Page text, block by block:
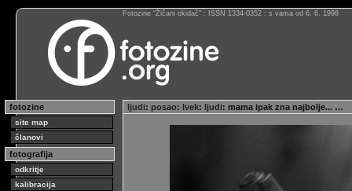
Fotozine “Žičani okidač” : ISSN 1334-0352 : s vama od 6. 6. 1998
fotozine
site map
članovi
fotografija
odkritje
kalibracija
ljudi: posao: Ivek: ljudi: mama ipak zna najbolje... …